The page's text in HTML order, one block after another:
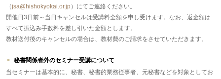
（jsa@hishokyokai.or.jp）にてご連絡ください。
開催日3日前～当日キャンセルは受講料全額を申し受けます。なお、返金額は
すべて振込み手数料を差し引いた金額とします。
教材送付後のキャンセルの場合は、教材費のご請求をさせていただきます。
秘書関係者外のセミナー受講について
当セミナーは基本的に、秘書、秘書的業務従事者、元秘書などを対象としてお